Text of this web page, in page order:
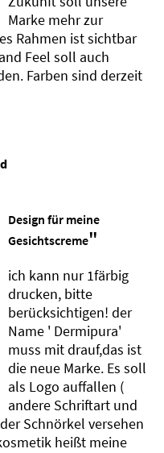
Marke mehr zur
Rahmen ist sichtbar
Feel soll auch
Farben sind derzeit
Design für meine
Gesichtscreme"
ich kann nur 1färbig
drucken, bitte
berücksichtigen! der
Name ' Dermipura'
muss mit drauf,das ist
die neue Marke. Es soll
als Logo auffallen (
andere Schriftart und
Schnörkel versehen
heißt meine